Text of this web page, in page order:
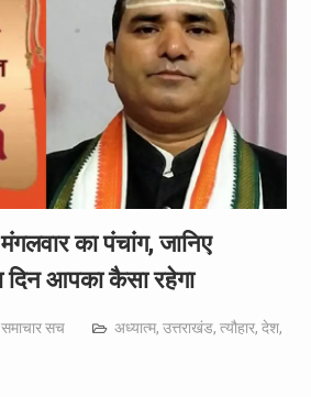
का पंचांग, जानिए
आपका कैसा रहेगा
समाचार सच अध्यात्म, उत्तराखंड, त्यौहार, देश,